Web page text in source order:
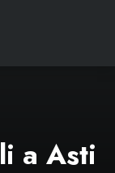
a Asti